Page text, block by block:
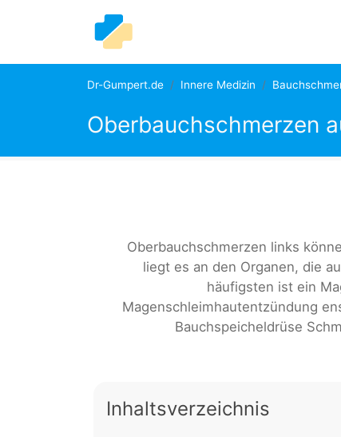
Dr-Gumpert.de Innere Medizin
Oberbauchschmerzen
Oberbauchschmerzen links
liegt es an den Organen, die
häufigsten ist ein
Magenschleimhautentzündung
Bauchspeicheldrüse
Inhaltsverzeichnis